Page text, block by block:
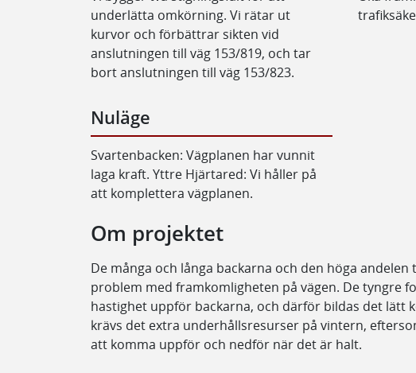
underlätta omkörning. Vi rätar ut
kurvor och förbättrar sikten vid
anslutningen till väg 153/819, och tar
bort anslutningen till väg 153/823.
Nuläge
Svartenbacken: Vägplanen har vunnit
laga kraft. Yttre Hjärtared: Vi håller på
att komplettera vägplanen.
Om projektet
De många och långa backarna och den höga
problem med framkomligheten på vägen. De tyngre
hastighet uppför backarna, och därför bildas det lätt
krävs det extra underhållsresurser på vintern,
att komma uppför och nedför när det är halt.